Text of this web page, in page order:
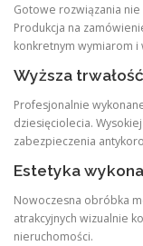
Gotowe rozwiązania
Produkcja na
konkretnym wymiarom i
Wyższa trwałość
Profesjonalnie
dziesięciolecia.
zabezpieczenia
Estetyka
Nowoczesna obróbka
atrakcyjnych wizualnie
nieruchomości.